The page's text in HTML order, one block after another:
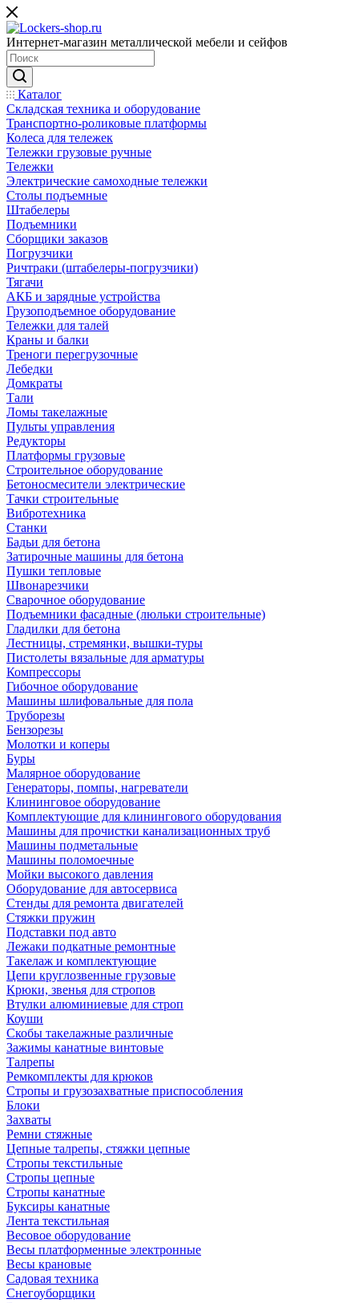
Интернет-магазин металлической мебели и сейфов
Каталог
Складская техника и оборудование
Транспортно-роликовые платформы
Колеса для тележек
Тележки грузовые ручные
Тележки
Электрические самоходные тележки
Столы подъемные
Штабелеры
Подъемники
Сборщики заказов
Погрузчики
Ричтраки (штабелеры-погрузчики)
Тягачи
АКБ и зарядные устройства
Грузоподъемное оборудование
Тележки для талей
Краны и балки
Треноги перегрузочные
Лебедки
Домкраты
Тали
Ломы такелажные
Пульты управления
Редукторы
Платформы грузовые
Строительное оборудование
Бетоносмесители электрические
Тачки строительные
Вибротехника
Станки
Бадьи для бетона
Затирочные машины для бетона
Пушки тепловые
Швонарезчики
Сварочное оборудование
Подъемники фасадные (люльки строительные)
Гладилки для бетона
Лестницы, стремянки, вышки-туры
Пистолеты вязальные для арматуры
Компрессоры
Гибочное оборудование
Машины шлифовальные для пола
Труборезы
Бензорезы
Молотки и коперы
Буры
Малярное оборудование
Генераторы, помпы, нагреватели
Клининговое оборудование
Комплектующие для клинингового оборудования
Машины для прочистки канализационных труб
Машины подметальные
Машины поломоечные
Мойки высокого давления
Оборудование для автосервиса
Стенды для ремонта двигателей
Стяжки пружин
Подставки под авто
Лежаки подкатные ремонтные
Такелаж и комплектующие
Цепи круглозвенные грузовые
Крюки, звенья для стропов
Втулки алюминиевые для строп
Коуши
Скобы такелажные различные
Зажимы канатные винтовые
Талрепы
Ремкомплекты для крюков
Стропы и грузозахватные приспособления
Блоки
Захваты
Ремни стяжные
Цепные талрепы, стяжки цепные
Стропы текстильные
Стропы цепные
Стропы канатные
Буксиры канатные
Лента текстильная
Весовое оборудование
Весы платформенные электронные
Весы крановые
Садовая техника
Снегоуборщики